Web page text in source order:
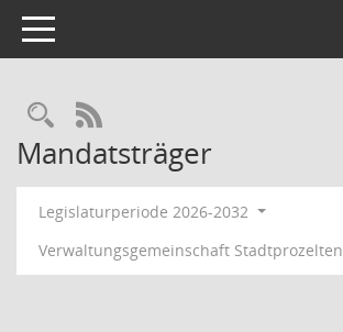
Toggle navigation
RSS-Feed
Mandatsträger
Legislaturperiode 2026-2032
Verwaltungsgemeinschaft Stadtprozelten